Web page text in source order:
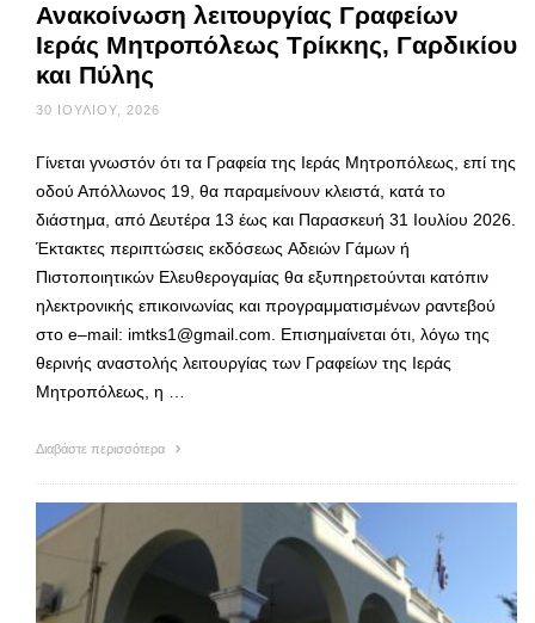
Ανακοίνωση λειτουργίας Γραφείων
Ιεράς Μητροπόλεως Τρίκκης, Γαρδικίου
και Πύλης
30 ΙΟΥΛΊΟΥ, 2026
Γίνεται γνωστόν ότι τα Γραφεία της Ιεράς Μητροπόλεως, επί της
οδού Απόλλωνος 19, θα παραμείνουν κλειστά, κατά το
διάστημα, από Δευτέρα 13 έως και Παρασκευή 31 Ιουλίου 2026.
Έκτακτες περιπτώσεις εκδόσεως Αδειών Γάμων ή
Πιστοποιητικών Ελευθερογαμίας θα εξυπηρετούνται κατόπιν
ηλεκτρονικής επικοινωνίας και προγραμματισμένων ραντεβού
στο e–mail: imtks1@gmail.com. Επισημαίνεται ότι, λόγω της
θερινής αναστολής λειτουργίας των Γραφείων της Ιεράς
Μητροπόλεως, η …
Διαβάστε περισσότερα